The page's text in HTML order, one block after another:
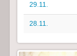
29.11.
28.11.